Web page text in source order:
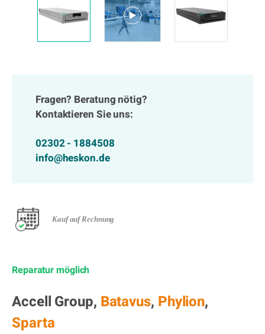
Fragen? Beratung nötig?
Kontaktieren Sie uns:
02302 - 1884508
info@heskon.de
Kauf auf Rechnung
Reparatur möglich
Accell Group, Batavus, Phylion,
Sparta